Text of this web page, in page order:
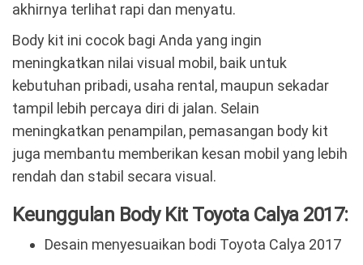
akhirnya terlihat rapi dan menyatu.
Body kit ini cocok bagi Anda yang ingin
meningkatkan nilai visual mobil, baik untuk
kebutuhan pribadi, usaha rental, maupun sekadar
tampil lebih percaya diri di jalan. Selain
meningkatkan penampilan, pemasangan body kit
juga membantu memberikan kesan mobil yang lebih
rendah dan stabil secara visual.
Keunggulan Body Kit Toyota Calya 2017:
Desain menyesuaikan bodi Toyota Calya 2017